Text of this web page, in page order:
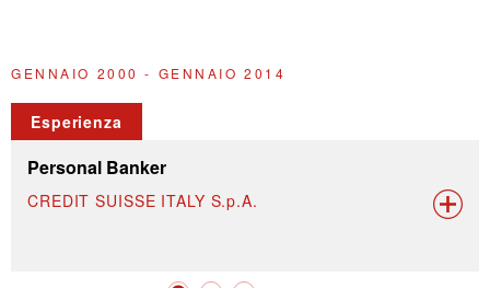
GENNAIO 2000 - GENNAIO 2014
Esperienza
Personal Banker
CREDIT SUISSE ITALY S.p.A.